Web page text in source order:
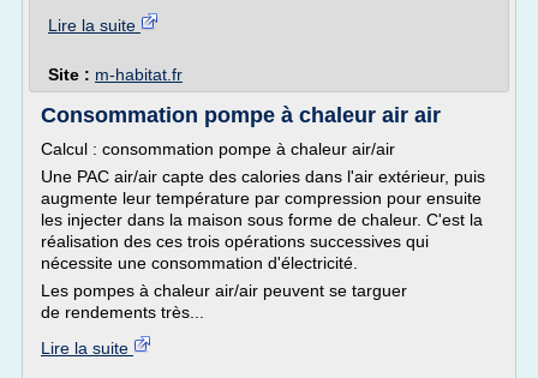
Lire la suite
Site : m-habitat.fr
Consommation pompe à chaleur air air
Calcul : consommation pompe à chaleur air/air
Une PAC air/air capte des calories dans l'air extérieur, puis
augmente leur température par compression pour ensuite
les injecter dans la maison sous forme de chaleur. C'est la
réalisation des ces trois opérations successives qui
nécessite une consommation d'électricité.
Les pompes à chaleur air/air peuvent se targuer
de rendements très...
Lire la suite